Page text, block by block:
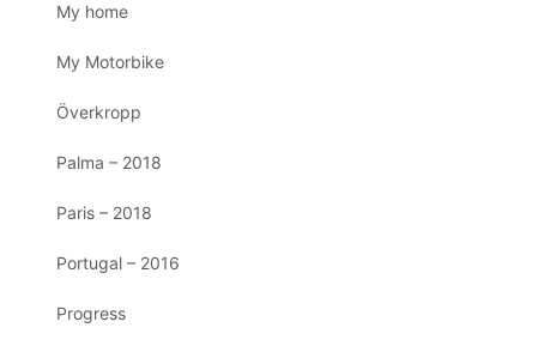
My home
My Motorbike
Överkropp
Palma – 2018
Paris – 2018
Portugal – 2016
Progress